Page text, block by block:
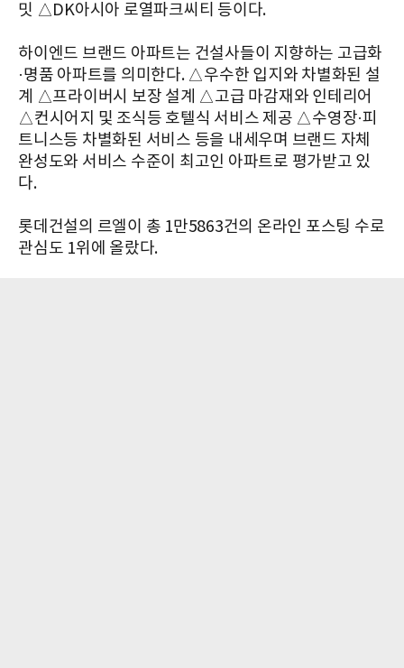
밋 △DK아시아 로열파크씨티 등이다.
하이엔드 브랜드 아파트는 건설사들이 지향하는 고급화
·명품 아파트를 의미한다. △우수한 입지와 차별화된 설
계 △프라이버시 보장 설계 △고급 마감재와 인테리어
△컨시어지 및 조식등 호텔식 서비스 제공 △수영장·피
트니스등 차별화된 서비스 등을 내세우며 브랜드 자체
완성도와 서비스 수준이 최고인 아파트로 평가받고 있
다.
롯데건설의 르엘이 총 1만5863건의 온라인 포스팅 수로
관심도 1위에 올랐다.